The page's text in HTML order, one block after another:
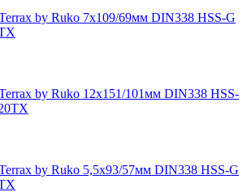
by Ruko 7x109/69мм DIN338 HSS-G
by Ruko 12x151/101мм DIN338 HSS-
by Ruko 5,5x93/57мм DIN338 HSS-G